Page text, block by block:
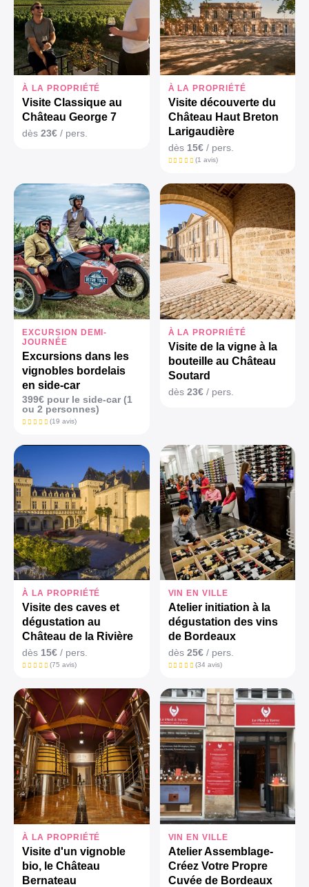
À LA PROPRIÉTÉ
Visite Classique au
Château George 7
dès 23€ / pers.
À LA PROPRIÉTÉ
Visite découverte du
Château Haut Breton
Larigaudière
dès 15€/ pers.
(1 avis)
EXCURSION DEMI-
JOURNÉE
Excursions dans les
vignobles bordelais
en side-car
399€ pour le side-car (1
ou 2 personnes)
(19 avis)
À LA PROPRIÉTÉ
Visite de la vigne à la
bouteille au Château
Soutard
dès 23€/ pers.
À LA PROPRIÉTÉ
Visite des caves et
dégustation au
Château de la Rivière
dès 15€ / pers.
(75 avis)
VIN EN VILLE
Atelier initiation à la
dégustation des vins
de Bordeaux
dès 25€/ pers.
(34 avis)
À LA PROPRIÉTÉ
Visite d'un vignoble
bio, le Château
Bernateau
VIN EN VILLE
Atelier Assemblage-
Créez Votre Propre
Cuvée de Bordeaux